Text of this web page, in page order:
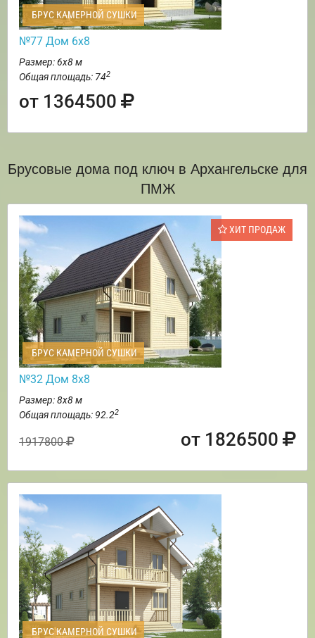
БРУС КАМЕРНОЙ СУШКИ
№77 Дом 6х8
Размер: 6х8 м
Общая площадь: 742
от 1364500
Брусовые дома под ключ в Архангельске для
ПМЖ
ХИТ ПРОДАЖ
БРУС КАМЕРНОЙ СУШКИ
№32 Дом 8х8
Размер: 8х8 м
Общая площадь: 92.22
1917800 от 1826500
БРУС КАМЕРНОЙ СУШКИ